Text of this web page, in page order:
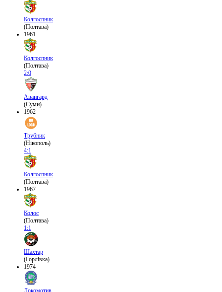
Колгоспник
(Полтава)
1961
Колгоспник
(Полтава)
2:0
Авангард
(Суми)
1962
Трубник
(Нікополь)
4:1
Колгоспник
(Полтава)
1967
Колос
(Полтава)
1:1
Шахтар
(Горлівка)
1974